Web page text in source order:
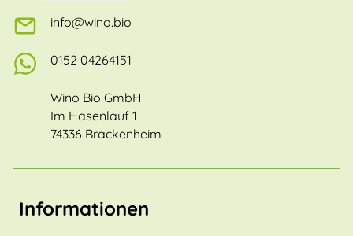
info@wino.bio
0152 04264151
Wino Bio GmbH
Im Hasenlauf 1
74336 Brackenheim
Informationen